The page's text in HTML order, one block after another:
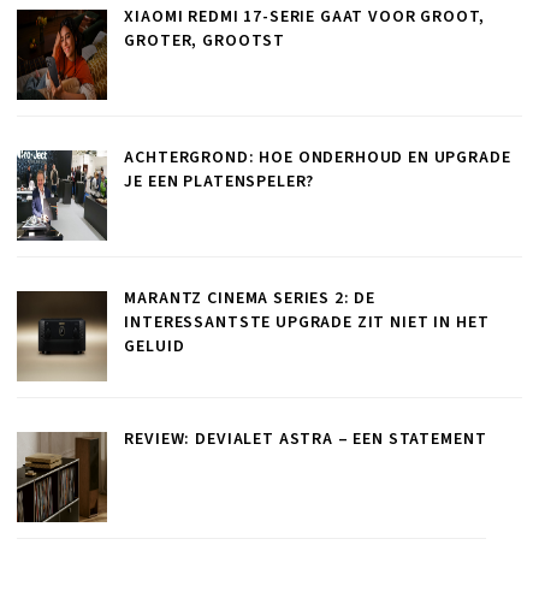
XIAOMI REDMI 17-SERIE GAAT VOOR GROOT,
GROTER, GROOTST
ACHTERGROND: HOE ONDERHOUD EN UPGRADE
JE EEN PLATENSPELER?
MARANTZ CINEMA SERIES 2: DE
INTERESSANTSTE UPGRADE ZIT NIET IN HET
GELUID
REVIEW: DEVIALET ASTRA – EEN STATEMENT